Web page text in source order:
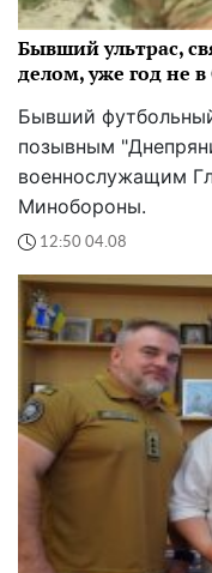
Бывший ультрас,
делом, уже год не
Бывший
позывным
военнослужащим
Минобороны.
12:50 04.08